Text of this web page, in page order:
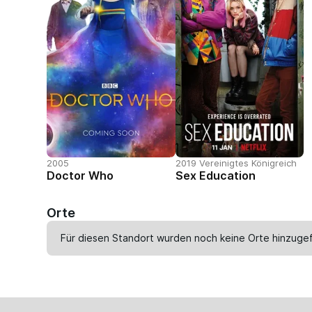
2005
Doctor Who
2019 Vereinigtes Königreich
Sex Education
Orte
Für diesen Standort wurden noch keine Orte